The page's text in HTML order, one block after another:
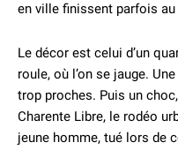
en ville finissent parfois
Le décor est celui d’un
roule, où l’on se jauge.
trop proches. Puis un
Charente Libre, le rodéo
jeune homme, tué lors de